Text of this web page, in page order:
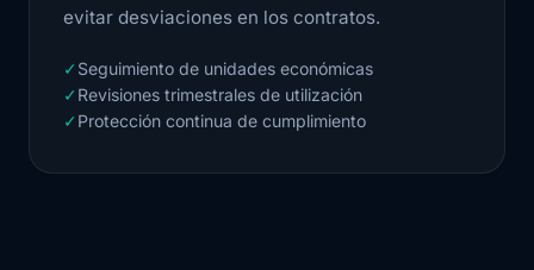
evitar desviaciones en los contratos.
✓ Seguimiento de unidades económicas
✓ Revisiones trimestrales de utilización
✓ Protección continua de cumplimiento